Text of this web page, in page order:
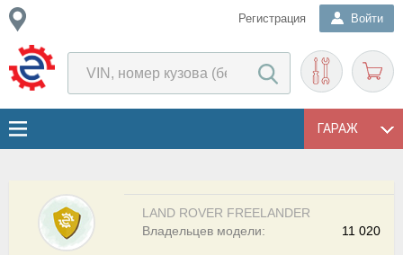
Регистрация Войти
ГАРАЖ
LAND ROVER FREELANDER
11 020
Владельцев модели: